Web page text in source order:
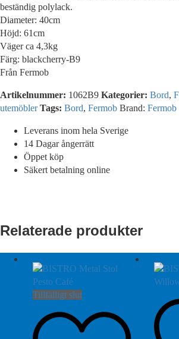
beständig polylack.
Diameter: 40cm
Höjd: 61cm
Väger ca 4,3kg
Färg: blackcherry-B9
Från Fermob
Artikelnummer: 1062B9 Kategorier: Bord,
utemöbler Tags: Bord, Fermob Brand: Fermob
Leverans inom hela Sverige
14 Dagar ångerrätt
Öppet köp
Säkert betalning online
Relaterade produkter
Tillfälligt slut